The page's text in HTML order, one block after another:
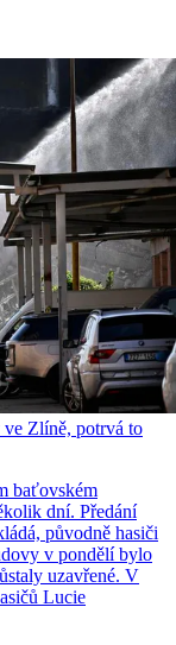
ve Zlíně, potrvá to
baťovském
dní. Předání
původně hasiči
v pondělí bylo
uzavřené. V
Lucie